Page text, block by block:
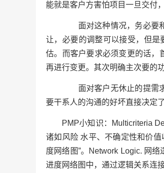
能就是客户方害怕项目一旦交付
面对这种情况，务必要和
让，必要的调整可以接受，但
估。而客户要求必须变更的话，
再进行变更。其次明确主次要的
面对客户无休止的提需求
要干系人的沟通的好坏直接决定
PMP小知识：Multicriteria
诸如风险 水平、不确定性和价
度网络图”。Network Logic. 网
进度网络图中，通过逻辑关系连